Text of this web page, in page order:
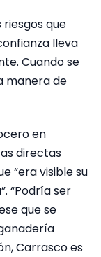
que
lleva
Cuando se
manera de
en
directas
“era visible su
“Podría ser
que se
Carrasco es